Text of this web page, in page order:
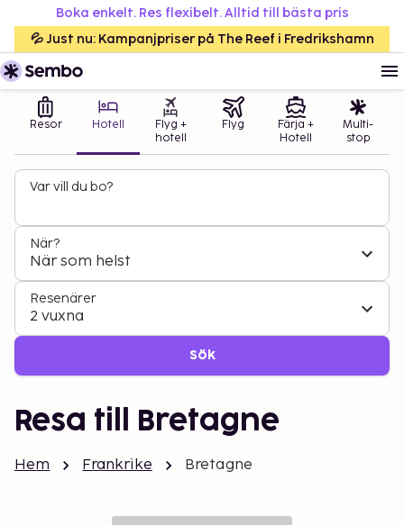
Boka enkelt. Res flexibelt. Alltid till bästa pris
💦 Just nu: Kampanjpriser på The Reef i Fredrikshamn
Resor Hotell
Flyg +
hotell
Flyg
Färja +
Hotell
Multi-
stop
Var vill du bo?
När?
När som helst
Resenärer
2 vuxna
Sök
Resa till Bretagne
Hem Frankrike Bretagne